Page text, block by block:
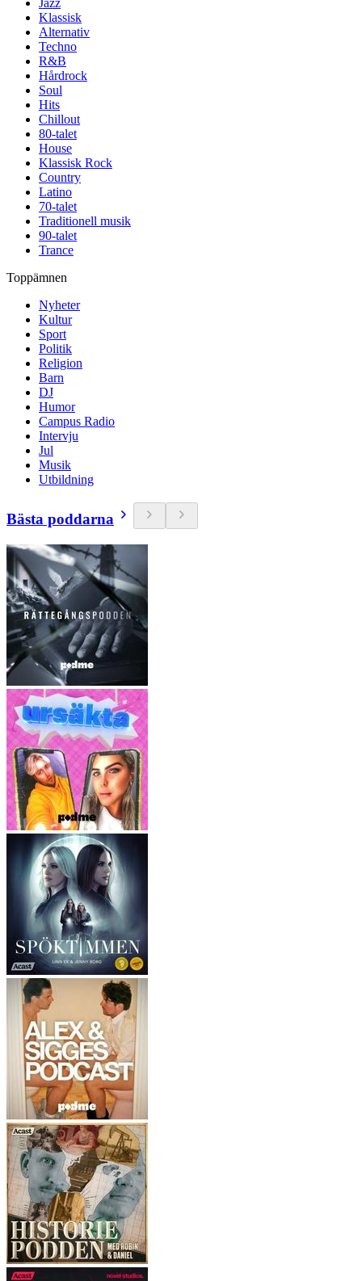
Jazz
Klassisk
Alternativ
Techno
R&B
Hårdrock
Soul
Hits
Chillout
80-talet
House
Klassisk Rock
Country
Latino
70-talet
Traditionell musik
90-talet
Trance
Toppämnen
Nyheter
Kultur
Sport
Politik
Religion
Barn
DJ
Humor
Campus Radio
Intervju
Jul
Musik
Utbildning
Bästa poddarna